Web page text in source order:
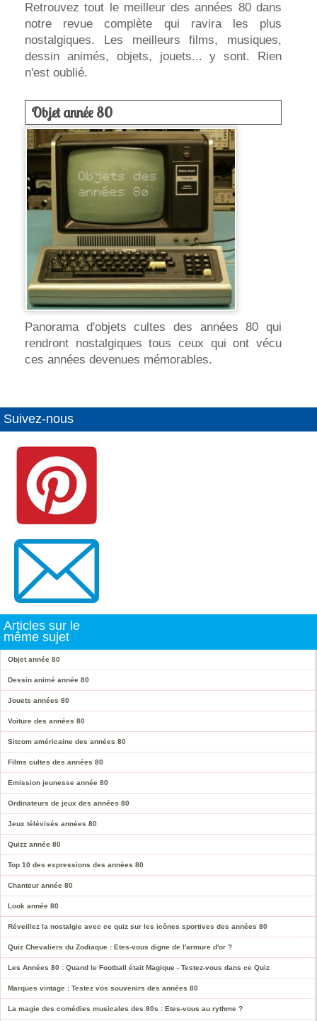
Retrouvez tout le meilleur des années 80 dans
notre revue complète qui ravira les plus
nostalgiques. Les meilleurs films, musiques,
dessin animés, objets, jouets... y sont. Rien
n'est oublié.
Objet année 80
Panorama d'objets cultes des années 80 qui
rendront nostalgiques tous ceux qui ont vécu
ces années devenues mémorables.
Suivez-nous
Articles sur le
même sujet
Objet année 80
Dessin animé année 80
Jouets années 80
Voiture des années 80
Sitcom américaine des années 80
Films cultes des années 80
Emission jeunesse année 80
Ordinateurs de jeux des années 80
Jeux télévisés années 80
Quizz année 80
Top 10 des expressions des années 80
Chanteur année 80
Look année 80
Réveillez la nostalgie avec ce quiz sur les icônes sportives des années 80
Quiz Chevaliers du Zodiaque : Etes-vous digne de l'armure d'or ?
Les Années 80 : Quand le Football était Magique - Testez-vous dans ce Quiz
Marques vintage : Testez vos souvenirs des années 80
La magie des comédies musicales des 80s : Etes-vous au rythme ?